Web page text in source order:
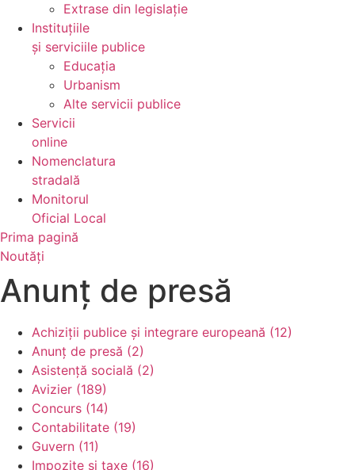
Extrase din legislație
Instituțiile
și serviciile publice
Educația
Urbanism
Alte servicii publice
Servicii
online
Nomenclatura
stradală
Monitorul
Oficial Local
Prima pagină
Noutăți
Anunț de presă
Achiziții publice și integrare europeană (12)
Anunț de presă (2)
Asistență socială (2)
Avizier (189)
Concurs (14)
Contabilitate (19)
Guvern (11)
Impozite și taxe (16)